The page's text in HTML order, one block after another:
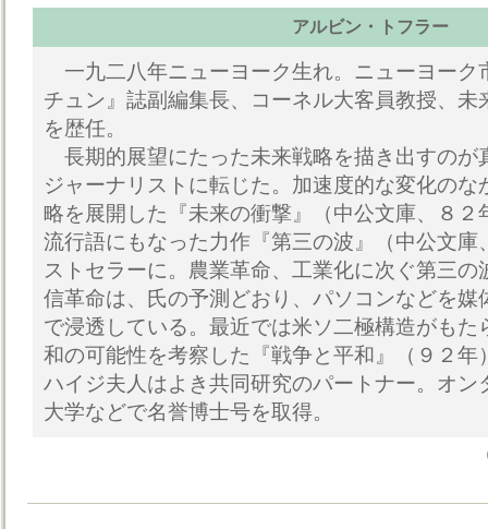
アルビン・トフラー
一九二八年ニューヨーク生れ。ニューヨーク
チュン』誌副編集長、コーネル大客員教授、未
を歴任。
長期的展望にたった未来戦略を描き出すのが
ジャーナリストに転じた。加速度的な変化のな
略を展開した『未来の衝撃』（中公文庫、８２
流行語にもなった力作『第三の波』（中公文庫
ストセラーに。農業革命、工業化に次ぐ第三の
信革命は、氏の予測どおり、パソコンなどを媒
で浸透している。最近では米ソ二極構造がもた
和の可能性を考察した『戦争と平和』（９２年
ハイジ夫人はよき共同研究のパートナー。オン
大学などで名誉博士号を取得。